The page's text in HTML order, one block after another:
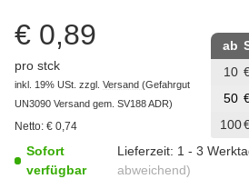
€ 0,89
pro stck
inkl. 19% USt. zzgl. Versand (Gefahrgut
UN3090 Versand gem. SV188 ADR)
Netto: € 0,74
ab
10
50
100
Sofort
verfügbar
Lieferzeit: 1 - 3
abweichend)